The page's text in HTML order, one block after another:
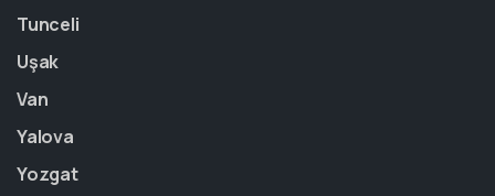
Tunceli
Uşak
Van
Yalova
Yozgat